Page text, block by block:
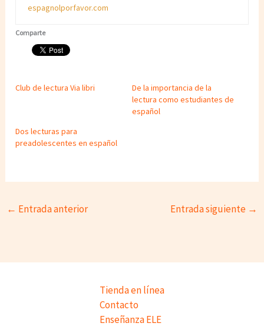
espagnolporfavor.com
Comparte
Club de lectura Via libri
De la importancia de la
lectura como estudiantes de
español
Dos lecturas para
preadolescentes en español
← Entrada anterior Entrada siguiente →
Tienda en línea
Contacto
Enseñanza ELE